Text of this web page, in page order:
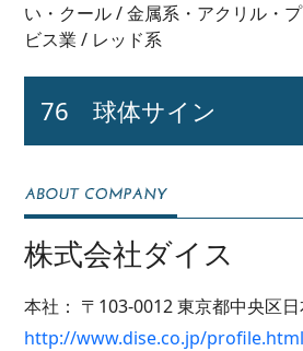
い・クール/金属系・アクリル・
ビス業 / レッド系
76 球体サイン
株式会社ダイス
本社： 〒103-0012東京都中央区
http://www.dise.co.jp/profile.html